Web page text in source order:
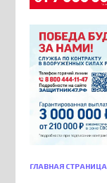
ГЛАВНАЯ СТРАНИЦА